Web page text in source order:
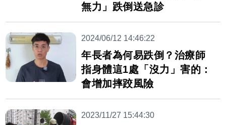
無力」跌倒送急診
2024/06/12 14:46:22
年長者為何易跌倒？治療師
指身體這1處「沒力」害的：
會增加摔跤風險
2023/11/27 15:44:30